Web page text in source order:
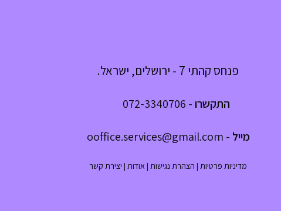
פנחס קהתי 7 - ירושלים, ישראל.
התקשרו-
072-3340706
מייל -
ooffice.services@gmail.com
מדיניות פרטיות | הצהרת נגישות | אודות | יצירת קשר